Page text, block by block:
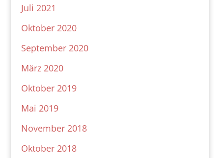
Juli 2021
Oktober 2020
September 2020
März 2020
Oktober 2019
Mai 2019
November 2018
Oktober 2018